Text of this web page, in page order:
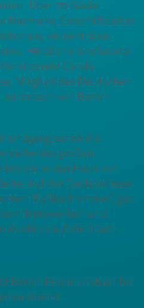
Über 70 Gäste
Niemann, Geschäftsleiter
im zentralen
Herzliche Grußworte
Carola
Mitglied des Deutschen
von Berlin
sahen die
des großen
so das Haus von
Auf der Dachterrasse
“Fußballhimmel”, gab
Netzwerken und
auf die Stadt.
Berlin-Friedrichshain für
Abend.